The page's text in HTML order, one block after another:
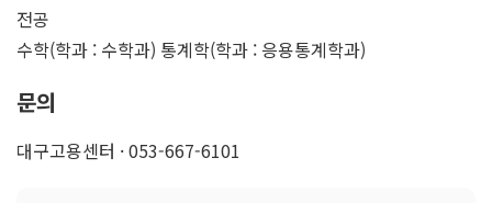
전공
수학(학과 : 수학과) 통계학(학과 : 응용통계학과)
문의
대구고용센터 · 053-667-6101